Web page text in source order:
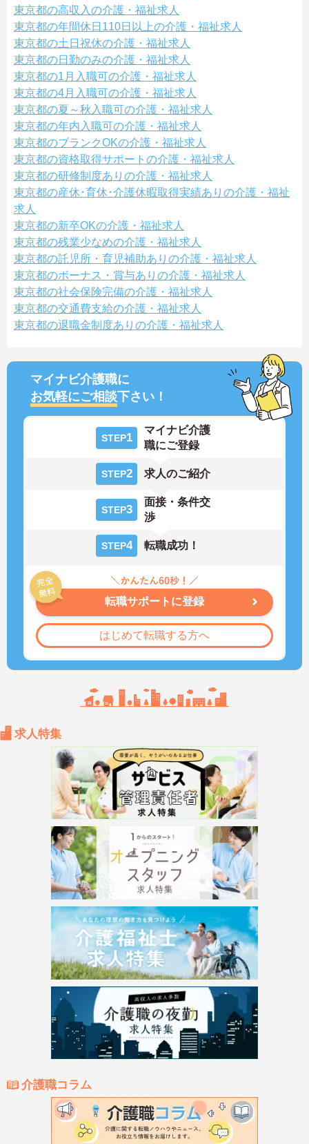
東京都の高収入の介護・福祉求人
東京都の年間休日110日以上の介護・福祉求人
東京都の土日祝休の介護・福祉求人
東京都の日勤のみの介護・福祉求人
東京都の1月入職可の介護・福祉求人
東京都の4月入職可の介護・福祉求人
東京都の夏～秋入職可の介護・福祉求人
東京都の年内入職可の介護・福祉求人
東京都のブランクOKの介護・福祉求人
東京都の資格取得サポートの介護・福祉求人
東京都の研修制度ありの介護・福祉求人
東京都の産休･育休･介護休暇取得実績ありの介護・福祉
求人
東京都の新卒OKの介護・福祉求人
東京都の残業少なめの介護・福祉求人
東京都の託児所・育児補助ありの介護・福祉求人
東京都のボーナス・賞与ありの介護・福祉求人
東京都の社会保険完備の介護・福祉求人
東京都の交通費支給の介護・福祉求人
東京都の退職金制度ありの介護・福祉求人
マイナビ介護職に
お気軽にご相談下さい！
STEP1
マイナビ介護
職にご登録
STEP2 求人のご紹介
STEP3
面接・条件交
渉
STEP4 転職成功！
転職サポートに登録
はじめて転職する方へ
求人特集
介護職コラム